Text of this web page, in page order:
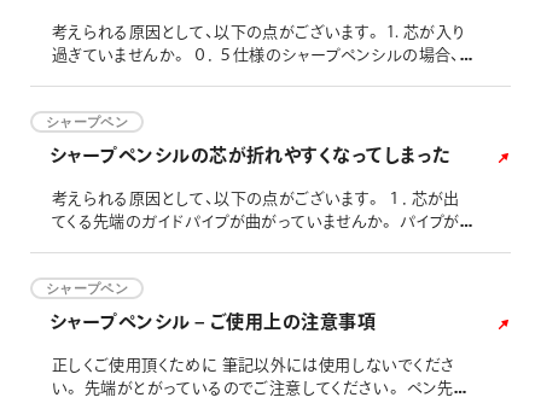
考えられる原因として、以下の点がございます。 1. 芯が入り
過ぎていませんか。 ０．５仕様のシャープペンシルの場合、
は、1～2本が適当です。 芯を入れ過ぎますと、芯タンクの中
で芯同士が競ってしまい動きにくくなり、芯が出てこなくなっ
は１～
シャープペン
シャープペンシルの芯が折れやすくなってしまった
考えられる原因として、以下の点がございます。 １．芯が出
てくる先端のガイドパイプが曲がっていませんか。 パイプが
て」)をご確認の上、購入についてご検討ください。 ２．芯の
出の長さが長くなっておりませんか。 芯を出し過ぎますと、芯
し
シャープペン
シャープペンシル – ご使用上の注意事項
正しくご使用頂くために 筆記以外には使用しないでくださ
い。 先端がとがっているのでご注意してください。 ペン先が